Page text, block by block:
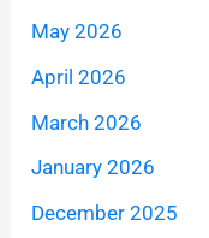
May 2026
April 2026
March 2026
January 2026
December 2025